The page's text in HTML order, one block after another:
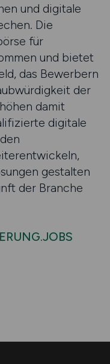
und digitale
Die
für
und bietet
das Bewerbern
der
damit
digitale
gestalten
der Branche